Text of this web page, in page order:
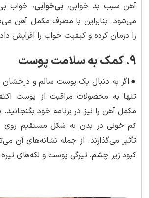
آهن سبب بد خوابی،بی‌خوابی، خواب
می‌شود. بنابراین با مصرف مکمل آهن
را درمان کرده و کیفیت خواب را افزایش
۹. کمک به سلامت پوست
● اگر به دنبال یک پوست سالم و
تنها به محصولات مراقبت از پوست
مکمل آهن را نیز در برنامه خود بگنجانید.
کم خونی در بدن به شکل مستقیم روی
تأثیر می‌گذارند. از جمله نشانه‌های آن
کبود زیر چشم، تیرگی پوست و لکه‌های تیره